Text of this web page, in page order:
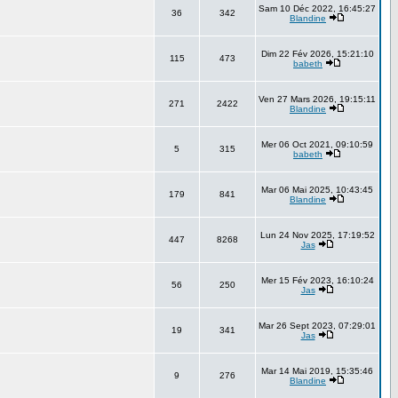
36 342
Sam 10 Déc 2022, 16:45:27
Blandine
115 473
Dim 22 Fév 2026, 15:21:10
babeth
271 2422
Ven 27 Mars 2026, 19:15:11
Blandine
5 315
Mer 06 Oct 2021, 09:10:59
babeth
179 841
Mar 06 Mai 2025, 10:43:45
Blandine
447 8268
Lun 24 Nov 2025, 17:19:52
Jas
56 250
Mer 15 Fév 2023, 16:10:24
Jas
19 341
Mar 26 Sept 2023, 07:29:01
Jas
9 276
Mar 14 Mai 2019, 15:35:46
Blandine